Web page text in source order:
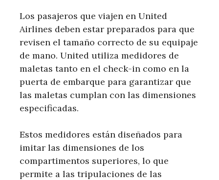
Los pasajeros que viajen en United
Airlines deben estar preparados para que
revisen el tamaño correcto de su equipaje
de mano. United utiliza medidores de
maletas tanto en el check-in como en la
puerta de embarque para garantizar que
las maletas cumplan con las dimensiones
especificadas.
Estos medidores están diseñados para
imitar las dimensiones de los
compartimentos superiores, lo que
permite a las tripulaciones de las